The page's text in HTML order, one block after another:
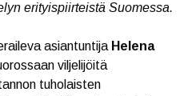
erityispiirteistä Suomessa.
asiantuntija Helena
viljelijöitä
tuholaisten